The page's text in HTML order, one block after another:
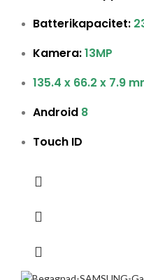
Batterikapacitet:
Kamera:13MP
135.4 x 66.2 x 7.9
Android 8
Touch ID